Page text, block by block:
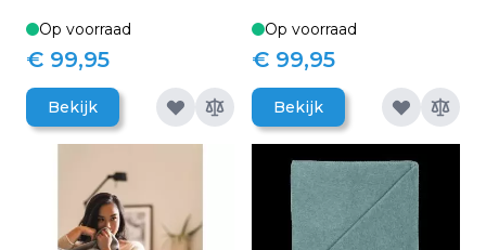
Op voorraad
€ 99,95
Bekijk
Op voorraad
€ 99,95
Bekijk